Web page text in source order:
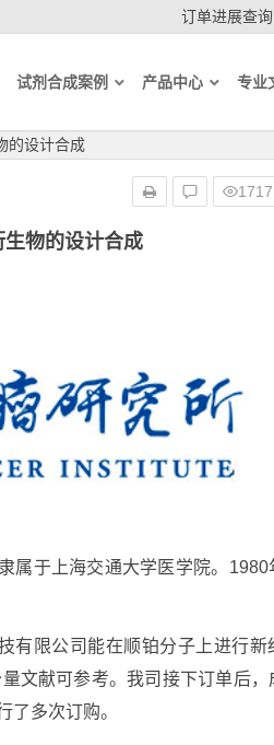
订单进展查询
试剂合成案例 产品中心 专业
的设计合成
物的设计合成
1717
属于上海交通大学医学院。1980
有限公司能在顺铂分子上进行新
文献可参考。我司接下订单后，
了多次订购。